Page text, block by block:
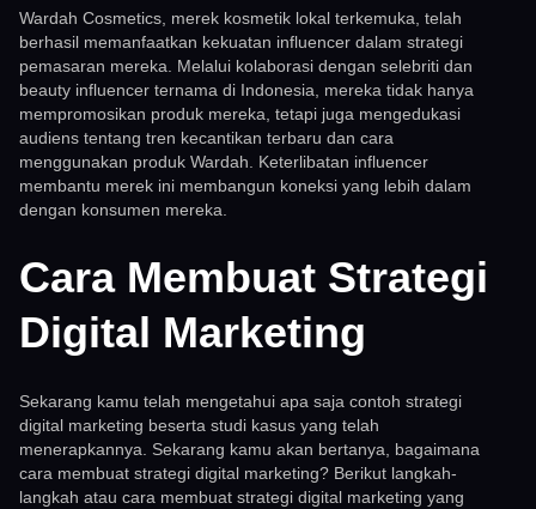
Wardah Cosmetics, merek kosmetik lokal terkemuka, telah
berhasil memanfaatkan kekuatan influencer dalam strategi
pemasaran mereka. Melalui kolaborasi dengan selebriti dan
beauty influencer ternama di Indonesia, mereka tidak hanya
mempromosikan produk mereka, tetapi juga mengedukasi
audiens tentang tren kecantikan terbaru dan cara
menggunakan produk Wardah. Keterlibatan influencer
membantu merek ini membangun koneksi yang lebih dalam
dengan konsumen mereka.
Cara Membuat Strategi
Digital Marketing
Sekarang kamu telah mengetahui apa saja contoh strategi
digital marketing beserta studi kasus yang telah
menerapkannya. Sekarang kamu akan bertanya, bagaimana
cara membuat strategi digital marketing? Berikut langkah-
langkah atau cara membuat strategi digital marketing yang